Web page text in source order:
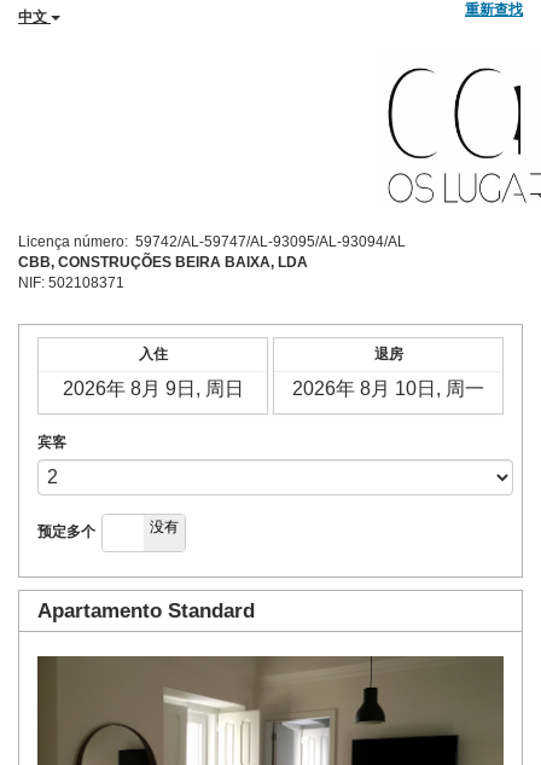
中文 重新查找
Licença número: 59742/AL-59747/AL-93095/AL-93094/AL
CBB, CONSTRUÇÕES BEIRA BAIXA, LDA
NIF: 502108371
入住 退房
宾客
预定多个
是 没有
Apartamento Standard